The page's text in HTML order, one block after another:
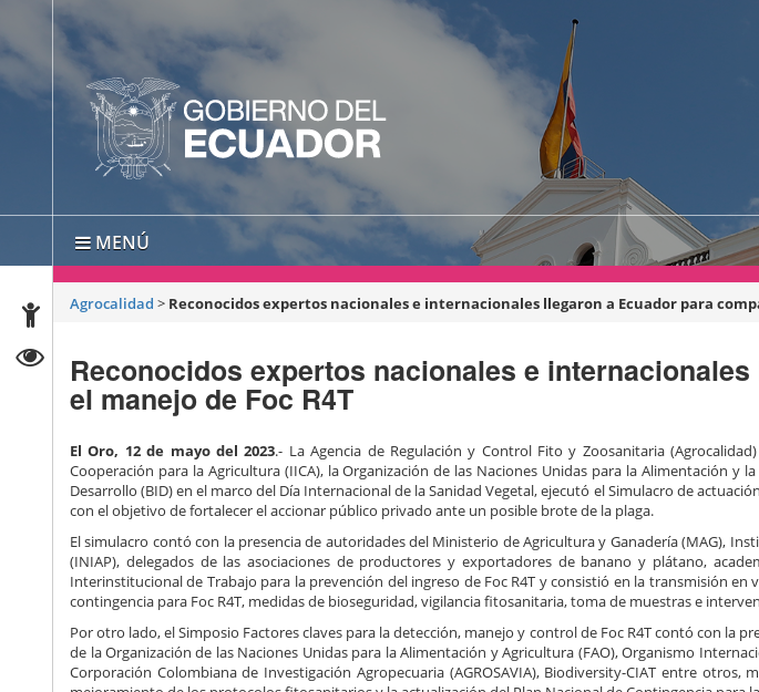
MENÚ
Agrocalidad > Reconocidos expertos nacionales e internacionales llegaron a Ecuador para
Reconocidos expertos nacionales e
el manejo de Foc R4T
El Oro, 12 de mayo del 2023.- La Agencia de Regulación y Control Fito y Zoosanitaria
Cooperación para la Agricultura (IICA), la Organización de las Naciones Unidas para la Alimentación y
Desarrollo (BID) en el marco del Día Internacional de la Sanidad Vegetal, ejecutó el Simulacro de
con el objetivo de fortalecer el accionar público privado ante un posible brote de la plaga.
El simulacro contó con la presencia de autoridades del Ministerio de Agricultura y Ganadería (MAG),
(INIAP), delegados de las asociaciones de productores y exportadores de banano y plátano,
Interinstitucional de Trabajo para la prevención del ingreso de Foc R4T y consistió en la transmisión en
contingencia para Foc R4T, medidas de bioseguridad, vigilancia fitosanitaria, toma de muestras e
Por otro lado, el Simposio Factores claves para la detección, manejo y control de Foc R4T contó con la
de la Organización de las Naciones Unidas para la Alimentación y Agricultura (FAO), Organismo
Corporación Colombiana de Investigación Agropecuaria (AGROSAVIA), Biodiversity-CIAT entre